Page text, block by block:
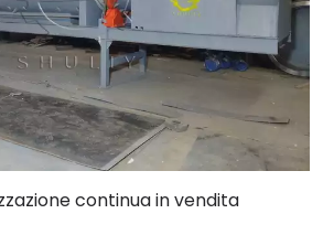
continua in vendita